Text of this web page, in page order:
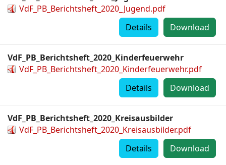
VdF_PB_Berichtsheft_2020_Jugend.pdf
Download
Details
VdF_PB_Berichtsheft_2020_Kinderfeuerwehr
VdF_PB_Berichtsheft_2020_Kinderfeuerwehr.pdf
Download
Details
VdF_PB_Berichtsheft_2020_Kreisausbilder
VdF_PB_Berichtsheft_2020_Kreisausbilder.pdf
Download
Details